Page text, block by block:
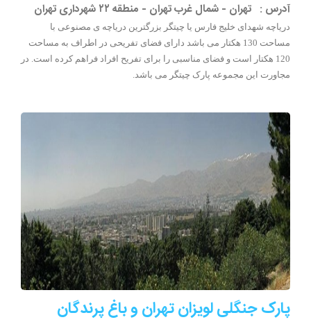
آدرس : تهران - شمال غرب تهران - منطقه ۲۲ شهرداری تهران
دریاچه شهدای خلیج فارس یا چیتگر بزرگترین دریاچه ی مصنوعی با
مساحت 130 هکتار می باشد دارای فضای تفریحی در اطراف به مساحت
120 هکتار است و فضای مناسبی را برای تفریح افراد فراهم کرده است. در
مجاورت این مجموعه پارک چیتگر می باشد.
پارک جنگلی لویزان تهران و باغ پرندگان